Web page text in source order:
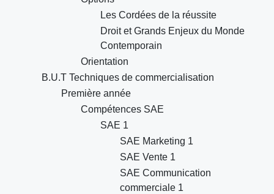
Les Cordées de la réussite
Droit et Grands Enjeux du Monde
Contemporain
Orientation
B.U.T Techniques de commercialisation
Première année
Compétences SAE
SAE 1
SAE Marketing 1
SAE Vente 1
SAE Communication
commerciale 1